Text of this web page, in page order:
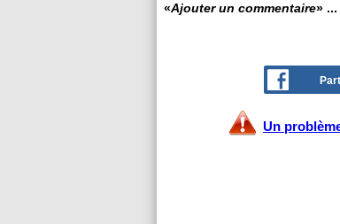
«Ajouter un commentaire» ...
Un